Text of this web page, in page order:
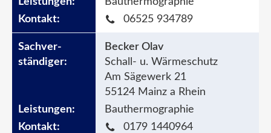
06525 934789
Becker Olav
Schall- u. Wärmeschutz
Am Sägewerk 21
55124 Mainz a Rhein
Bauthermographie
0179 1440964